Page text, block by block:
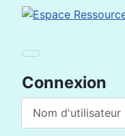
Connexion